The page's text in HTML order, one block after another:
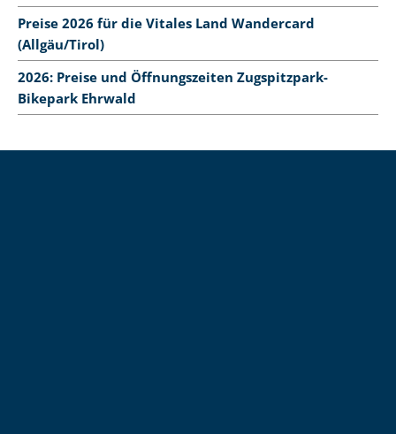
Preise 2026 für die Vitales Land Wandercard
(Allgäu/Tirol)
2026: Preise und Öffnungszeiten Zugspitzpark-
Bikepark Ehrwald